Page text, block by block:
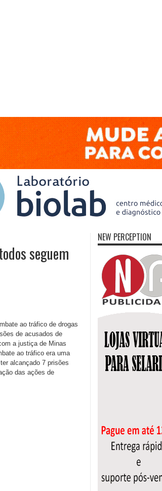
seguem
ao tráfico de drogas
de acusados de
a justiça de Minas
ao tráfico era uma
alcançado 7 prisões
das ações de
NEW PERCEPTION